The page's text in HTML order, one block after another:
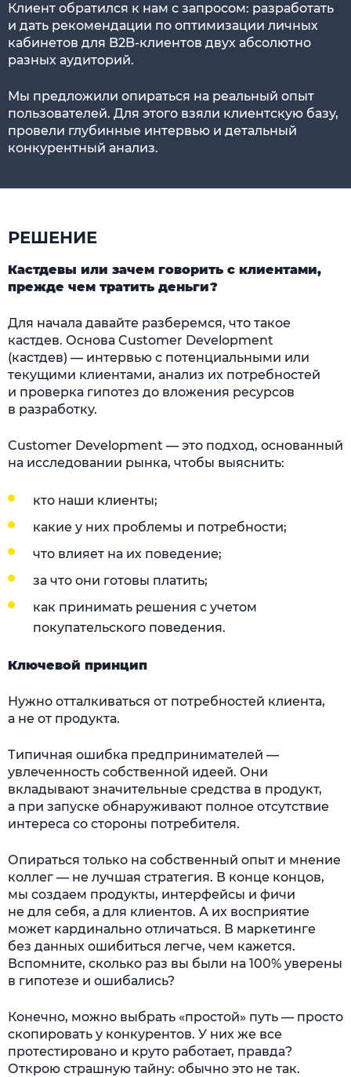
Клиент обратился к нам с запросом: разработать
и дать рекомендации по оптимизации личных
кабинетов для B2B-клиентов двух абсолютно
разных аудиторий.
Мы предложили опираться на реальный опыт
пользователей. Для этого взяли клиентскую базу,
провели глубинные интервью и детальный
конкурентный анализ.
РЕШЕНИЕ
Кастдевы или зачем говорить с клиентами,
прежде чем тратить деньги?
Для начала давайте разберемся, что такое
кастдев. Основа Customer Development
(кастдев) — интервью с потенциальными или
текущими клиентами, анализ их потребностей
и проверка гипотез до вложения ресурсов
в разработку.
Customer Development — это подход, основанный
на исследовании рынка, чтобы выяснить:
кто наши клиенты;
какие у них проблемы и потребности;
что влияет на их поведение;
за что они готовы платить;
как принимать решения с учетом
покупательского поведения.
Ключевой принцип
Нужно отталкиваться от потребностей клиента,
а не от продукта.
Типичная ошибка предпринимателей —
увлеченность собственной идеей. Они
вкладывают значительные средства в продукт,
а при запуске обнаруживают полное отсутствие
интереса со стороны потребителя.
Опираться только на собственный опыт и мнение
коллег — не лучшая стратегия. В конце концов,
мы создаем продукты, интерфейсы и фичи
не для себя, а для клиентов. А их восприятие
может кардинально отличаться. В маркетинге
без данных ошибиться легче, чем кажется.
Вспомните, сколько раз вы были на 100% уверены
в гипотезе и ошибались?
Конечно, можно выбрать «простой» путь — просто
скопировать у конкурентов. У них же все
протестировано и круто работает, правда?
Открою страшную тайну: обычно это не так.